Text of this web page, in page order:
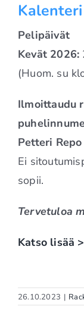
Kalenteri
Pelipäivät
Kevät 2026:
(Huom. su
Ilmoittaudu
Petteri
Ei
sopii.
Tervetuloa
Katso lisää
26.10.2023 |